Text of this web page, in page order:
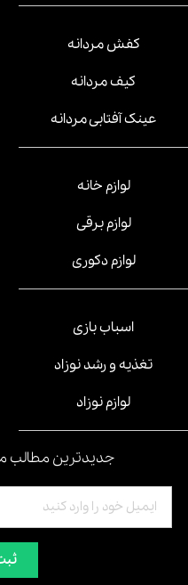
کفش مردانه
کیف مردانه
عینک آفتابی مردانه
لوازم خانه
لوازم برقی
لوازم دکوری
اسباب بازی
تغذیه و رشد نوزاد
لوازم نوزاد
جدیدترین مطالب